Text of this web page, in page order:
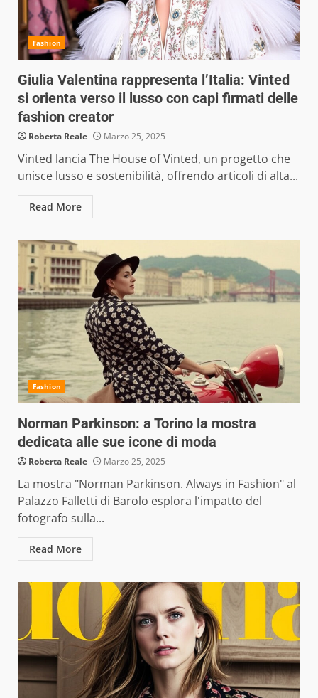
Fashion
Giulia Valentina rappresenta l’Italia: Vinted
si orienta verso il lusso con capi firmati delle
fashion creator
Roberta Reale Marzo 25, 2025
Vinted lancia The House of Vinted, un progetto che
unisce lusso e sostenibilità, offrendo articoli di alta...
Read More
Fashion
Norman Parkinson: a Torino la mostra
dedicata alle sue icone di moda
Roberta Reale Marzo 25, 2025
La mostra "Norman Parkinson. Always in Fashion" al
Palazzo Falletti di Barolo esplora l'impatto del
fotografo sulla...
Read More